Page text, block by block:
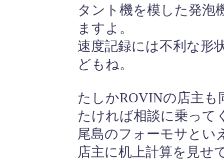
タント機を模した発泡
ますよ。
速度記録には不利な形
どもね。
たしかROVINの店主
たければ相談に乗って
尾島のフォーモサとい
店主に机上計算を見せ